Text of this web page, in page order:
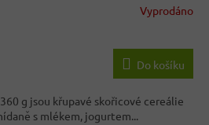
Vyprodáno
Do košíku
g jsou křupavé skořicové cereálie
s mlékem, jogurtem...